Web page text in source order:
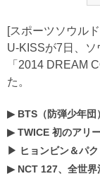
[スポーツソウル
U-KISSが7日、
「2014 DREAM
た。
▶ BTS（防弾少年
▶TWICE 初のアリーナツアー完走！「東
▶ ヒョンビン＆パク・
▶ NCT 127、全世界注目の